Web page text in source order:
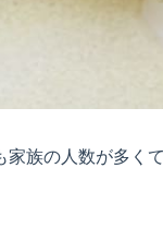
家族の人数が多く